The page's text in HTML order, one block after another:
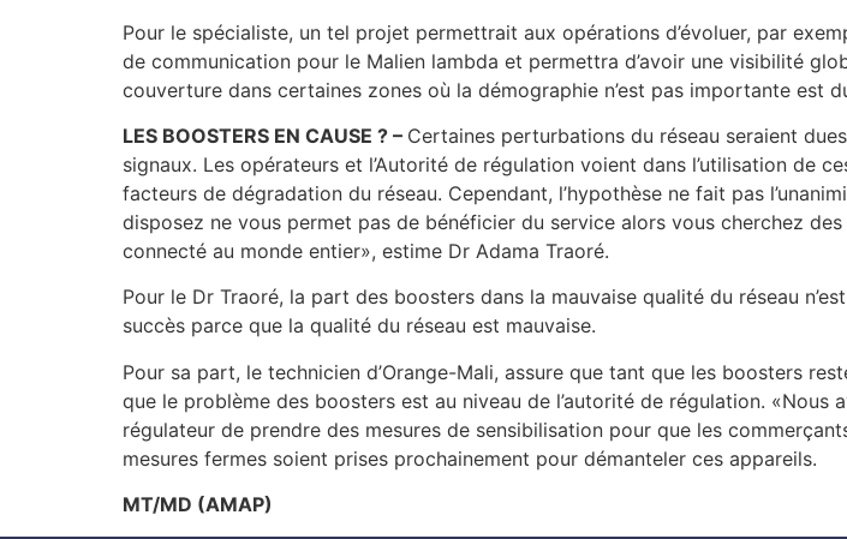
Pour le spécialiste, un tel projet permettrait aux opérations d’évoluer, par
de communication pour le Malien lambda et permettra d’avoir une visibilité
couverture dans certaines zones où la démographie n’est pas importante est
LES BOOSTERS EN CAUSE ? – Certaines perturbations du réseau seraient
signaux. Les opérateurs et l’Autorité de régulation voient dans l’utilisation de
facteurs de dégradation du réseau. Cependant, l’hypothèse ne fait pas
disposez ne vous permet pas de bénéficier du service alors vous cherchez
connecté au monde entier», estime Dr Adama Traoré.
Pour le Dr Traoré, la part des boosters dans la mauvaise qualité du réseau
succès parce que la qualité du réseau est mauvaise.
Pour sa part, le technicien d’Orange-Mali, assure que tant que les boosters
que le problème des boosters est au niveau de l’autorité de régulation. «Nous
régulateur de prendre des mesures de sensibilisation pour que les
mesures fermes soient prises prochainement pour démanteler ces appareils.
MT/MD (AMAP)